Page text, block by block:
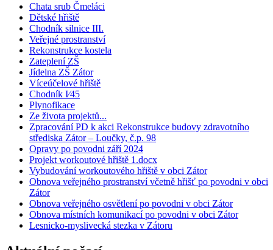
Chata srub Čmeláci
Dětské hřiště
Chodník silnice III.
Veřejné prostranství
Rekonstrukce kostela
Zateplení ZŠ
Jídelna ZŠ Zátor
Víceúčelové hřiště
Chodník I⁄45
Plynofikace
Ze života projektů...
Zpracování PD k akci Rekonstrukce budovy zdravotního
střediska Zátor – Loučky, č.p. 98
Opravy po povodni září 2024
Projekt workoutové hřiště 1.docx
Vybudování workoutového hřiště v obci Zátor
Obnova veřejného prostranství včetně hřišť po povodni v obci
Zátor
Obnova veřejného osvětlení po povodni v obci Zátor
Obnova místních komunikací po povodni v obci Zátor
Lesnicko-myslivecká stezka v Zátoru